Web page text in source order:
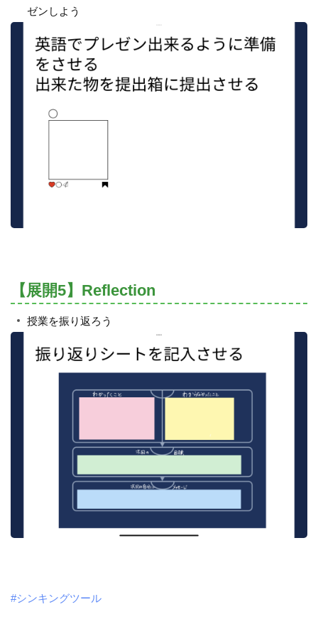
ゼンしよう
【展開5】Reflection
授業を振り返ろう
#シンキングツール